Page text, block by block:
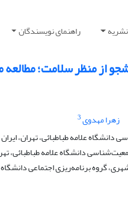
راهنمای نویسندگان
از منظر سلامت؛
زهرا مهدوی3
علامه طباطبائی، تهران، ایران
دانشگاه علامه طباطبائی،
گروه برنامه‌ریزی اجتماعی دانشگاه